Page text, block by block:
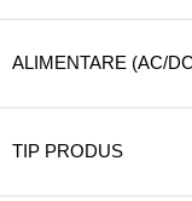
ALIMENTARE (AC/
TIP PRODUS